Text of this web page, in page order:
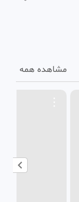
مشاهده همه